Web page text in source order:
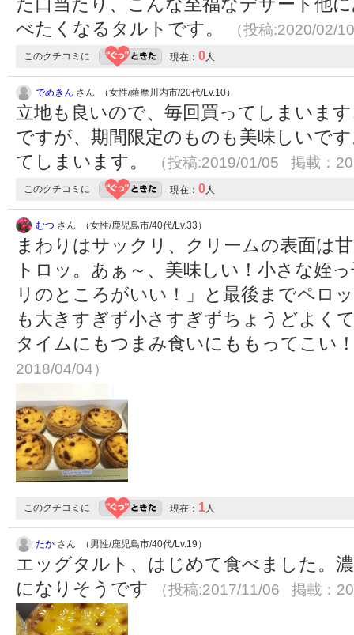
べたくなるタルトです。
（投稿:2020/02/
このクチコミに 現在： 0 人
でめきん さん （女性/薩摩川内市/20代/Lv.10）
立地も良いので、毎回買ってしまいま
ですが、期間限定のものも美味しいで
てしまいます。
（投稿:2019/01/05 掲載：
このクチコミに 現在： 0 人
むつ さん （女性/鹿児島市/40代/Lv.33）
まわりはサックリ、クリームの表面は
トロッ。あぁ～、美味しい！小さな姪
リのところがいい！」と最後までペロ
も大きすぎず小さすぎずちょうどよく
タイムにもつまみ食いにももってこい
2018/04/04）
このクチコミに 現在： 1 人
たか さん （男性/鹿児島市/40代/Lv.19）
エッグタルト、はじめて食べました。
になりそうです
（投稿:2017/11/06 掲載：